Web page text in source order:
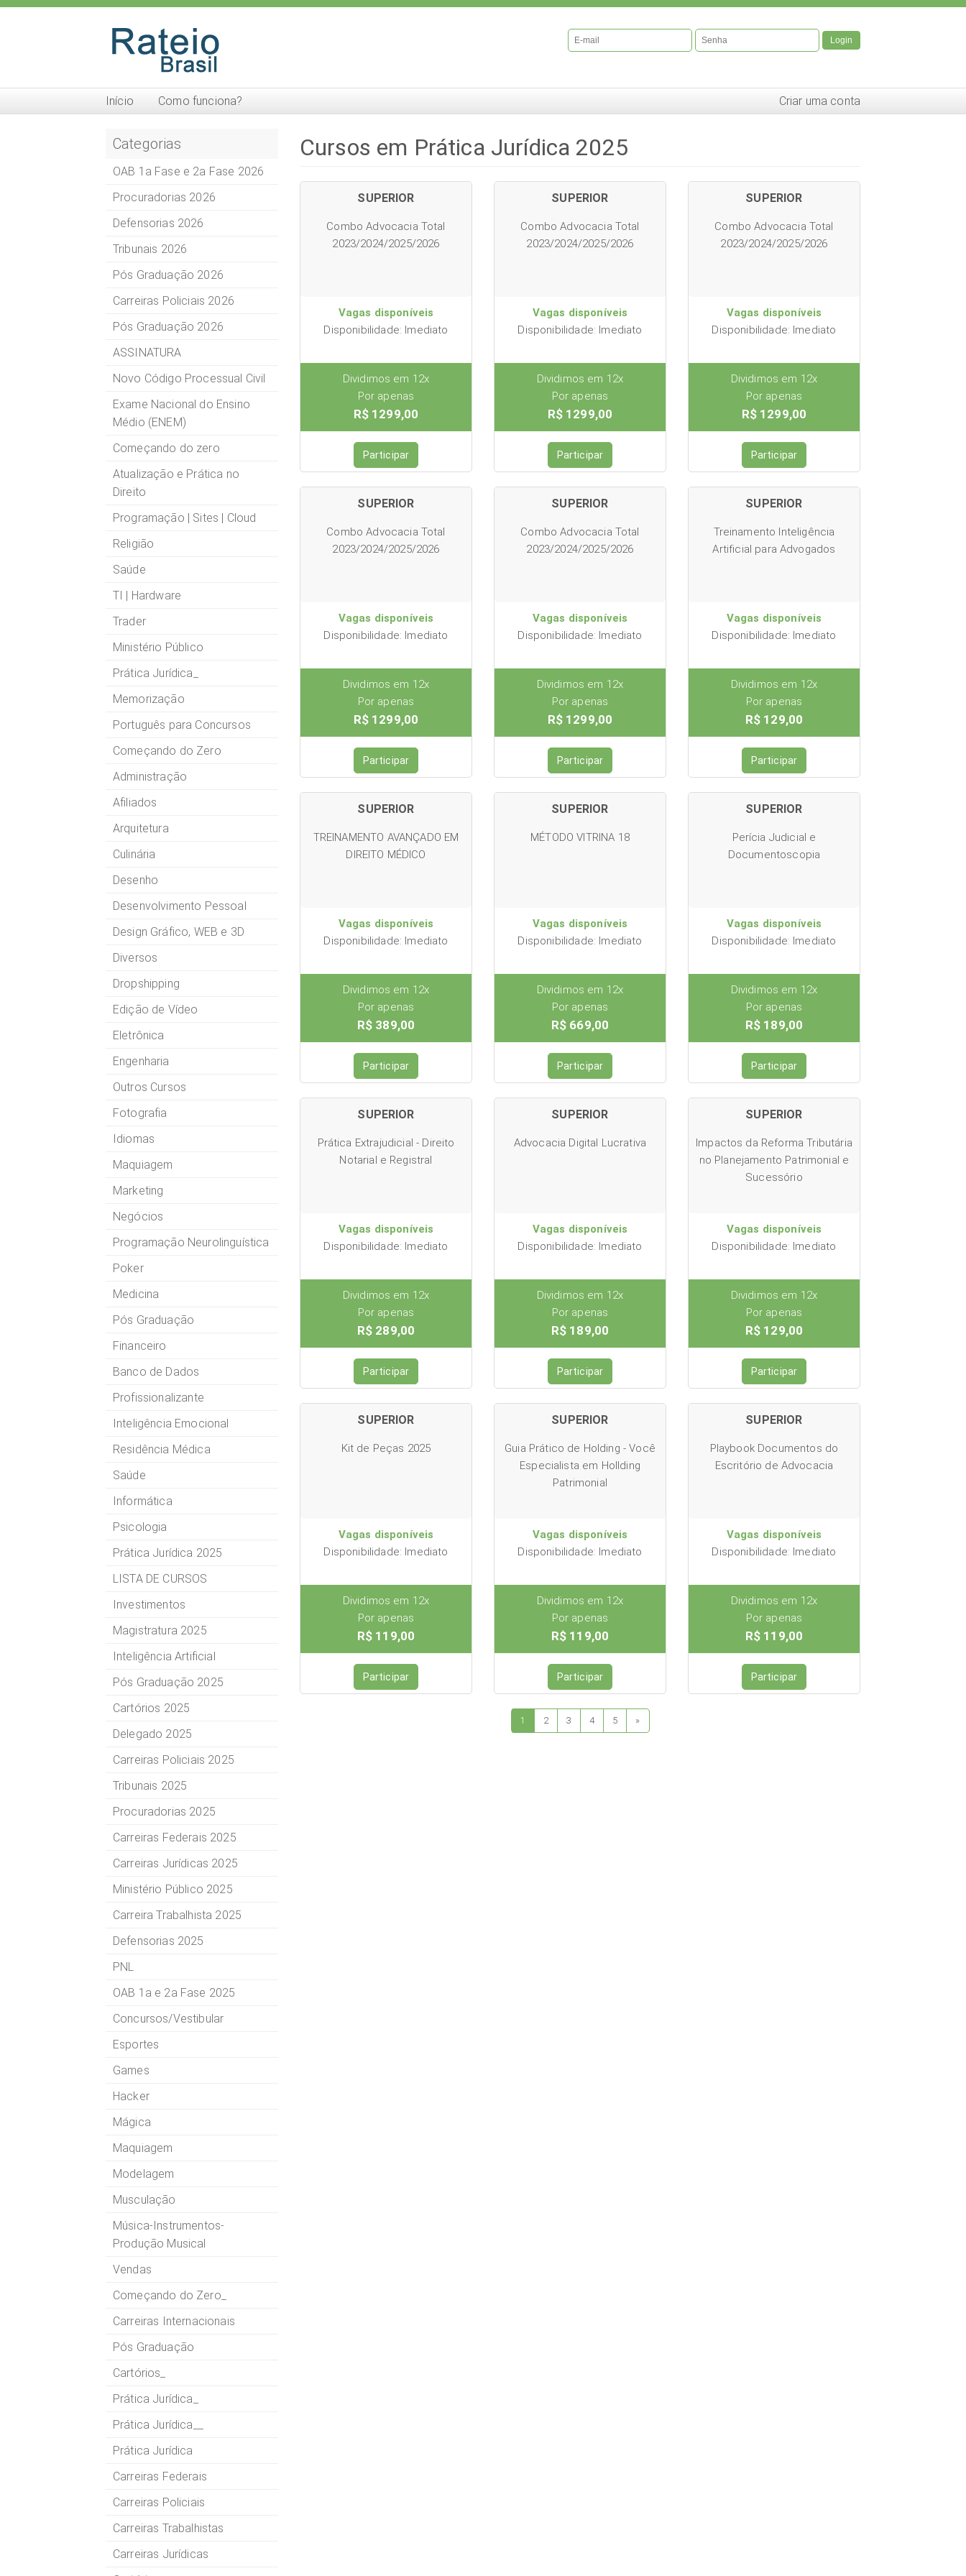
Login
Início Como funciona? Criar uma conta
Categorias
OAB 1a Fase e 2a Fase 2026
Procuradorias 2026
Defensorias 2026
Tribunais 2026
Pós Graduação 2026
Carreiras Policiais 2026
Pós Graduação 2026
ASSINATURA
Novo Código Processual Civil
Exame Nacional do Ensino
Médio (ENEM)
Começando do zero
Atualização e Prática no
Direito
Programação | Sites | Cloud
Religião
Saúde
TI | Hardware
Trader
Ministério Público
Prática Jurídica_
Memorização
Português para Concursos
Começando do Zero
Administração
Afiliados
Arquitetura
Culinária
Desenho
Desenvolvimento Pessoal
Design Gráfico, WEB e 3D
Diversos
Dropshipping
Edição de Vídeo
Eletrônica
Engenharia
Outros Cursos
Fotografia
Idiomas
Maquiagem
Marketing
Negócios
Programação Neurolinguística
Poker
Medicina
Pós Graduação
Financeiro
Banco de Dados
Profissionalizante
Inteligência Emocional
Residência Médica
Saúde
Informática
Psicologia
Prática Jurídica 2025
LISTA DE CURSOS
Investimentos
Magistratura 2025
Inteligência Artificial
Pós Graduação 2025
Cartórios 2025
Delegado 2025
Carreiras Policiais 2025
Tribunais 2025
Procuradorias 2025
Carreiras Federais 2025
Carreiras Jurídicas 2025
Ministério Público 2025
Carreira Trabalhista 2025
Defensorias 2025
PNL
OAB 1a e 2a Fase 2025
Concursos/Vestibular
Esportes
Games
Hacker
Mágica
Maquiagem
Modelagem
Musculação
Música-Instrumentos-
Produção Musical
Vendas
Começando do Zero_
Carreiras Internacionais
Pós Graduação
Cartórios_
Prática Jurídica_
Prática Jurídica__
Prática Jurídica
Carreiras Federais
Carreiras Policiais
Carreiras Trabalhistas
Carreiras Jurídicas
Cursos em Prática Jurídica 2025
SUPERIOR
Combo Advocacia Total
2023/2024/2025/2026
Vagas disponíveis
Disponibilidade: Imediato
Dividimos em 12x
Por apenas
R$ 1299,00
Participar
SUPERIOR
Combo Advocacia Total
2023/2024/2025/2026
Vagas disponíveis
Disponibilidade: Imediato
Dividimos em 12x
Por apenas
R$ 1299,00
Participar
SUPERIOR
Combo Advocacia Total
2023/2024/2025/2026
Vagas disponíveis
Disponibilidade: Imediato
Dividimos em 12x
Por apenas
R$ 1299,00
Participar
SUPERIOR
Combo Advocacia Total
2023/2024/2025/2026
Vagas disponíveis
Disponibilidade: Imediato
Dividimos em 12x
Por apenas
R$ 1299,00
Participar
SUPERIOR
Combo Advocacia Total
2023/2024/2025/2026
Vagas disponíveis
Disponibilidade: Imediato
Dividimos em 12x
Por apenas
R$ 1299,00
Participar
SUPERIOR
Treinamento Inteligência
Artificial para Advogados
Vagas disponíveis
Disponibilidade: Imediato
Dividimos em 12x
Por apenas
R$ 129,00
Participar
SUPERIOR
TREINAMENTO AVANÇADO EM
DIREITO MÉDICO
Vagas disponíveis
Disponibilidade: Imediato
Dividimos em 12x
Por apenas
R$ 389,00
Participar
SUPERIOR
MÉTODO VITRINA 18
Vagas disponíveis
Disponibilidade: Imediato
Dividimos em 12x
Por apenas
R$ 669,00
Participar
SUPERIOR
Perícia Judicial e
Documentoscopia
Vagas disponíveis
Disponibilidade: Imediato
Dividimos em 12x
Por apenas
R$ 189,00
Participar
SUPERIOR
Prática Extrajudicial - Direito
Notarial e Registral
Vagas disponíveis
Disponibilidade: Imediato
Dividimos em 12x
Por apenas
R$ 289,00
Participar
SUPERIOR
Advocacia Digital Lucrativa
Vagas disponíveis
Disponibilidade: Imediato
Dividimos em 12x
Por apenas
R$ 189,00
Participar
SUPERIOR
Impactos da Reforma Tributária
no Planejamento Patrimonial e
Sucessório
Vagas disponíveis
Disponibilidade: Imediato
Dividimos em 12x
Por apenas
R$ 129,00
Participar
SUPERIOR
Kit de Peças 2025
Vagas disponíveis
Disponibilidade: Imediato
Dividimos em 12x
Por apenas
R$ 119,00
Participar
SUPERIOR
Guia Prático de Holding - Você
Especialista em Hollding
Patrimonial
Vagas disponíveis
Disponibilidade: Imediato
Dividimos em 12x
Por apenas
R$ 119,00
Participar
SUPERIOR
Playbook Documentos do
Escritório de Advocacia
Vagas disponíveis
Disponibilidade: Imediato
Dividimos em 12x
Por apenas
R$ 119,00
Participar
1 2 3 4 5 »